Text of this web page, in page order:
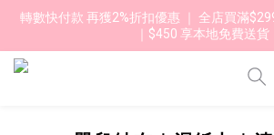
轉數快付款 再獲2%折扣優惠 ｜ 全店買滿
｜$450 享本地免費送貨